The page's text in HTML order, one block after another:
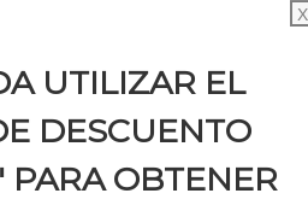
X
UTILIZAR EL
DESCUENTO
PARA OBTENER